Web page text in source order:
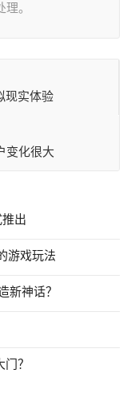
。
现实体验
变化很大
出
游戏玩法
新神话？
？